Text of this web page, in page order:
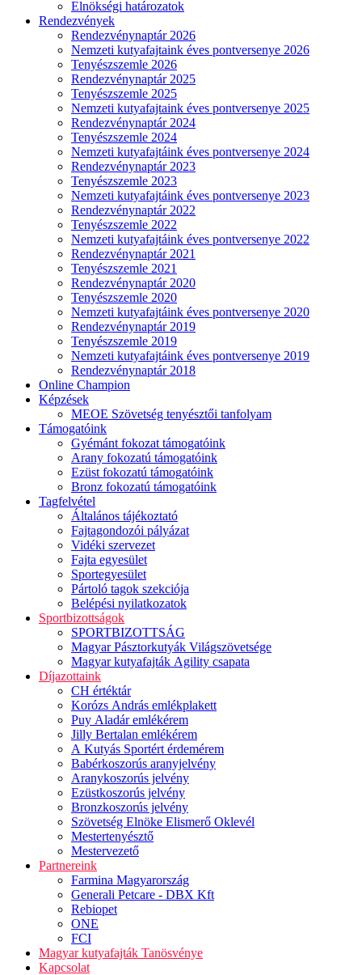
Elnökségi határozatok
Rendezvények
Rendezvénynaptár 2026
Nemzeti kutyafajtaink éves pontversenye 2026
Tenyészszemle 2026
Rendezvénynaptár 2025
Tenyészszemle 2025
Nemzeti kutyafajtaink éves pontversenye 2025
Rendezvénynaptár 2024
Tenyészszemle 2024
Nemzeti kutyafajtáink éves pontversenye 2024
Rendezvénynaptár 2023
Tenyészszemle 2023
Nemzeti kutyafajtáink éves pontversenye 2023
Rendezvénynaptár 2022
Tenyészszemle 2022
Nemzeti kutyafajtáink éves pontversenye 2022
Rendezvénynaptár 2021
Tenyészszemle 2021
Rendezvénynaptár 2020
Tenyészszemle 2020
Nemzeti kutyafajtáink éves pontversenye 2020
Rendezvénynaptár 2019
Tenyészszemle 2019
Nemzeti kutyafajtáink éves pontversenye 2019
Rendezvénynaptár 2018
Online Champion
Képzések
MEOE Szövetség tenyésztői tanfolyam
Támogatóink
Gyémánt fokozat támogatóink
Arany fokozatú támogatóink
Ezüst fokozatú támogatóink
Bronz fokozatú támogatóink
Tagfelvétel
Általános tájékoztató
Fajtagondozói pályázat
Vidéki szervezet
Fajta egyesület
Sportegyesület
Pártoló tagok szekciója
Belépési nyilatkozatok
Sportbizottságok
SPORTBIZOTTSÁG
Magyar Pásztorkutyák Világszövetsége
Magyar kutyafajták Agility csapata
Díjazottaink
CH értéktár
Korózs András emlékplakett
Puy Aladár emlékérem
Jilly Bertalan emlékérem
A Kutyás Sportért érdemérem
Babérkoszorús aranyjelvény
Aranykoszorús jelvény
Ezüstkoszorús jelvény
Bronzkoszorús jelvény
Szövetség Elnöke Elismerő Oklevél
Mestertenyésztő
Mestervezető
Partnereink
Farmina Magyarország
Generali Petcare - DBX Kft
Rebiopet
ONE
FCI
Magyar kutyafajták Tanösvénye
Kapcsolat